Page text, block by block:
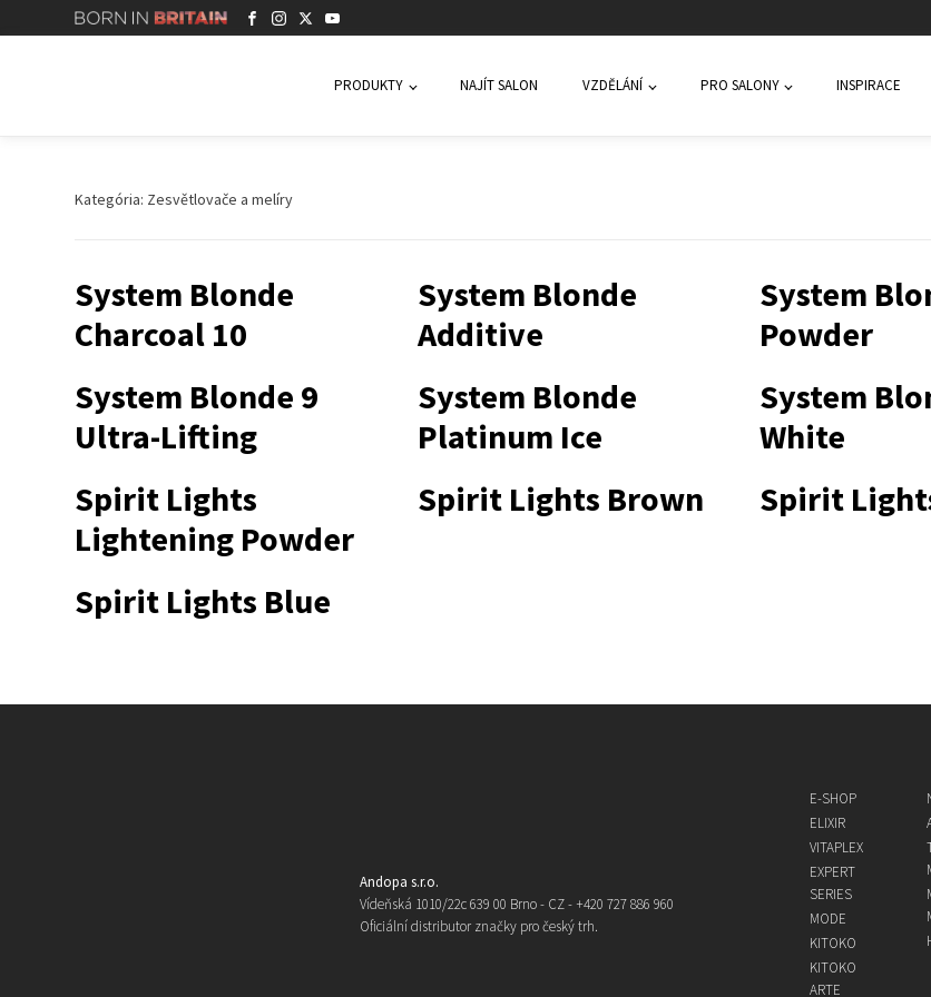
PRODUKTY NAJÍT SALON VZDĚLÁNÍ PRO SALONY INSPIRACE
Kategória: Zesvětlovače a melíry
System Blonde
Charcoal 10
System Blonde
Additive
System
Powder
System Blonde 9
Ultra-Lifting
System Blonde
Platinum Ice
System
White
Spirit Lights
Lightening Powder
Spirit Lights Brown Spirit
Spirit Lights Blue
Andopa s.r.o.
Vídeňská 1010/22c 639 00 Brno - CZ - +420 727 886 960
Oficiální distributor značky pro český trh.
E-SHOP
ELIXIR
VITAPLEX
EXPERT
SERIES
MODE
KITOKO
KITOKO
ARTE